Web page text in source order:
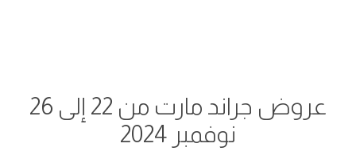
عروض جراند مارت من 22 إلى 26
نوفمبر 2024